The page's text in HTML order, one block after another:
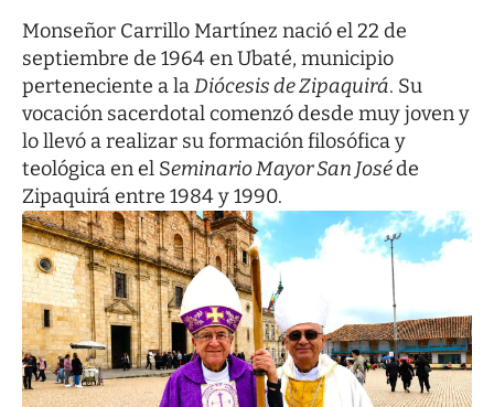
Monseñor Carrillo Martínez nació el 22 de
septiembre de 1964 en Ubaté, municipio
perteneciente a laDiócesis de Zipaquirá. Su
vocación sacerdotal comenzó desde muy joven y
lo llevó a realizar su formación filosófica y
teológica en el Seminario Mayor San Joséde
Zipaquirá entre 1984 y 1990.